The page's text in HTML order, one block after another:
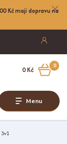
Kč mají dopravu na
Menu
0
0 Kč